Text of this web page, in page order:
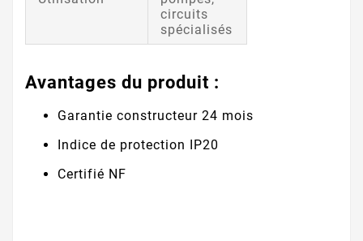
circuits
spécialisés
Avantages du produit :
Garantie constructeur 24 mois
Indice de protection IP20
Certifié NF